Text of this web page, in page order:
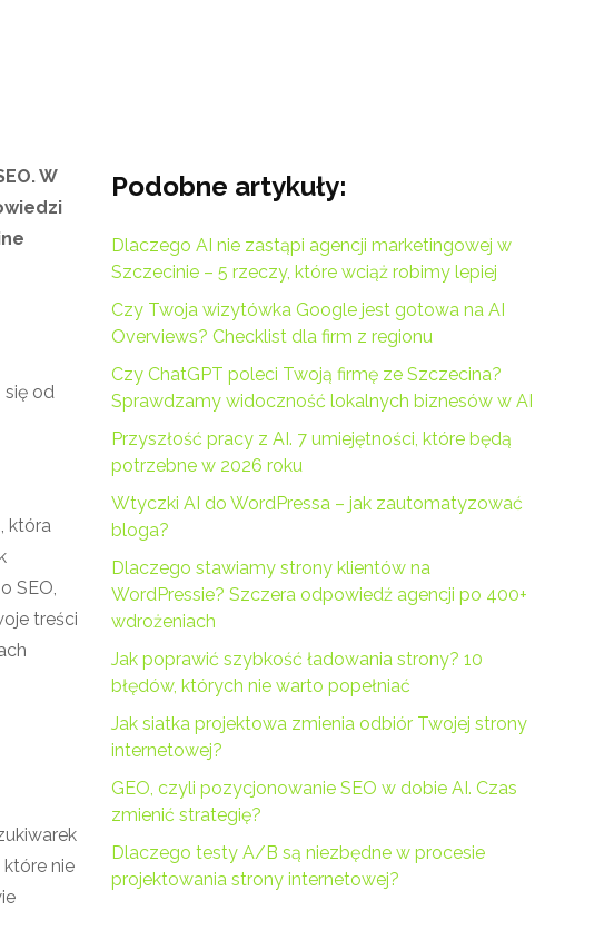
W
się od
która
SEO,
treści
które nie
Podobne artykuły:
Dlaczego AI nie zastąpi agencji marketingowej w
Szczecinie – 5 rzeczy, które wciąż robimy lepiej
Czy Twoja wizytówka Google jest gotowa na AI
Overviews? Checklist dla firm z regionu
Czy ChatGPT poleci Twoją firmę ze Szczecina?
Sprawdzamy widoczność lokalnych biznesów w AI
Przyszłość pracy z AI. 7 umiejętności, które będą
potrzebne w 2026 roku
Wtyczki AI do WordPressa – jak zautomatyzować
bloga?
Dlaczego stawiamy strony klientów na
WordPressie? Szczera odpowiedź agencji po 400+
wdrożeniach
Jak poprawić szybkość ładowania strony? 10
błędów, których nie warto popełniać
Jak siatka projektowa zmienia odbiór Twojej strony
internetowej?
GEO, czyli pozycjonowanie SEO w dobie AI. Czas
zmienić strategię?
Dlaczego testy A/B są niezbędne w procesie
projektowania strony internetowej?